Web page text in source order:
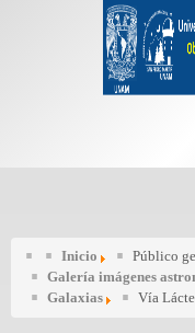
Inicio
Público
Galería imágenes
Galaxias
Vía